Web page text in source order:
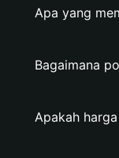
Apa yang
Bagaimana
Apakah